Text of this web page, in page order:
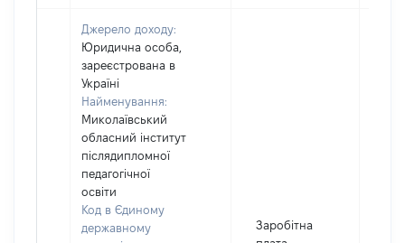
Джерело доходу:
Юридична особа,
зареєстрована в
Україні
Найменування:
Миколаївський
обласний інститут
післядипломної
педагогічної
освіти
Код в Єдиному
державному
Заробітна